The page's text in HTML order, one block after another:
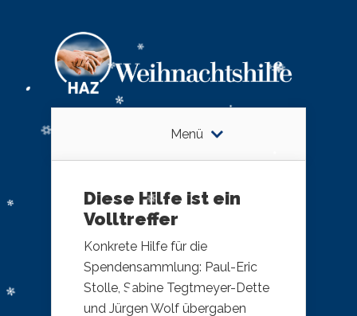
Menü
Diese Hilfe ist ein
Volltreffer
Konkrete Hilfe für die
Spendensammlung: Paul-Eric
Stolle, Sabine Tegtmeyer-Dette
und Jürgen Wolf übergaben